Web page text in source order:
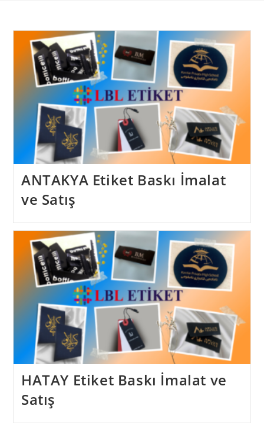
ANTAKYA Etiket Baskı İmalat
ve Satış
HATAY Etiket Baskı İmalat ve
Satış